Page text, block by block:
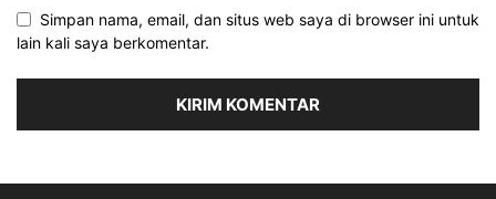
Simpan nama, email, dan situs web saya di browser ini untuk
lain kali saya berkomentar.